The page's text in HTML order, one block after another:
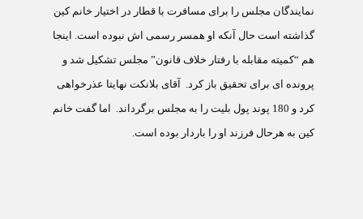
نمايندگان مجلس را برای مسافرت با قطار در اختيار خانم کين
گذاشته است حال آنکه او همسر رسمی اش نبوده است. اينجا
هم “کميته مقابله با رفتار خلاف قانون” مجلس تشکيل شد و
پرونده ای برای تحقيق باز کرد.
آقای بلانکت نهايتا عذرخواهی
کرد و 180 پوند پول بليت را به مجلس برگرداند.
اما گفت خانم
کين به هرحال فرزند او را باردار بوده است.